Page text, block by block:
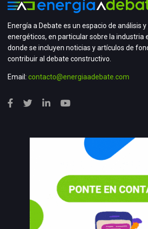
Energía a Debate es un espacio de análisis
energéticos, en particular sobre la industria
donde se incluyen noticias y artículos de
contribuir al debate constructivo.
Email: contacto@energiaadebate.com